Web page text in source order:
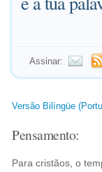
Assinar:
Versão Bilíngüe
Pensamento:
Para cristãos, o